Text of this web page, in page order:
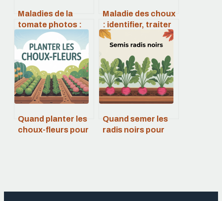
Maladies de la
tomate photos :
reconnaître,
identifier et agir
vite
Maladie des choux
: identifier, traiter
et reconnaître les
symptômes en
photos
Quand planter les
choux-fleurs pour
Quand semer les
radis noirs pour